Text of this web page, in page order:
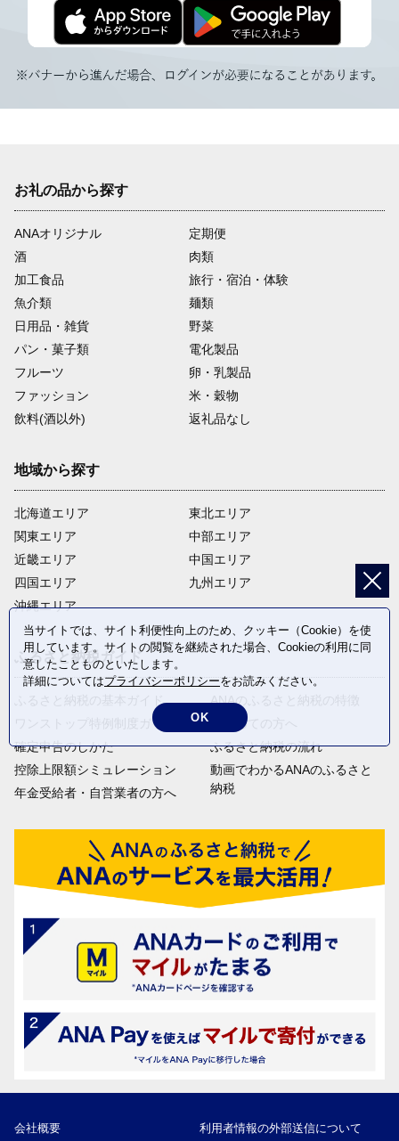
お礼の品から探す
ANAオリジナル
定期便
酒
肉類
加工食品
旅行・宿泊・体験
魚介類
麺類
日用品・雑貨
野菜
パン・菓子類
電化製品
フルーツ
卵・乳製品
ファッション
米・穀物
飲料(酒以外)
返礼品なし
地域から探す
北海道エリア
関東エリア
近畿エリア
四国エリア
沖縄エリア
東北エリア
中部エリア
中国エリア
九州エリア
ふるさと納税ガイド
ふるさと納税の基本ガイド
ワンストップ特例制度ガイド
確定申告のしかた
控除上限額シミュレーション
年金受給者・自営業者の方へ
ANAのふるさと納税の特徴
はじめての方へ
ふるさと納税の流れ
動画でわかるANAのふるさと
納税
会社概要 利用者情報の外部送信について
当サイトでは、サイト利便性向上のため、クッキー（Cookie）を使
用しています。サイトの閲覧を継続された場合、Cookieの利用に同
意したことものといたします。
詳細についてはプライバシーポリシーをお読みください。
OK